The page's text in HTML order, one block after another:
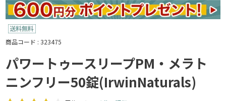
商品コード : 323475
パワートゥースリープPM・メラト
ニンフリー50錠(IrwinNaturals)